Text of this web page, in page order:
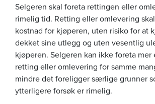
Selgeren skal foreta rettingen eller
rimelig tid. Retting eller omlevering
kostnad for kjøperen, uten risiko for at
dekket sine utlegg og uten vesentlig
kjøperen. Selgeren kan ikke foreta mer
retting eller omlevering for samme
mindre det foreligger særlige grunner
ytterligere forsøk er rimelig.